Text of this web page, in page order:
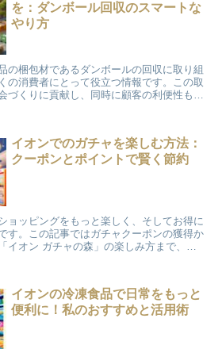
を：ダンボール回収のスマートな
やり方
の梱包材であるダンボールの回収に取り組
の消費者にとって役立つ情報です。この取
づくりに貢献し、同時に顧客の利便性も高
イオンでのガチャを楽しむ方法：
クーポンとポイントで賢く節約
ョッピングをもっと楽しく、そしてお得に
す。この記事ではガチャクーポンの獲得か
イオン ガチャの森」の楽しみ方まで、全
イオンの冷凍食品で日常をもっと
便利に！私のおすすめと活用術